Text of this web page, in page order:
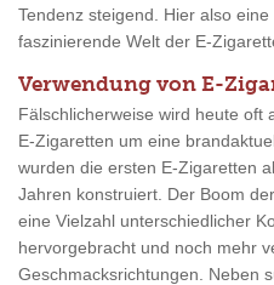
Tendenz steigend. Hier also
faszinierende Welt der E-
Verwendung von E-
Fälschlicherweise wird heute oft
E-Zigaretten um eine
wurden die ersten E-Zigaretten
Jahren konstruiert. Der Boom
eine Vielzahl unterschiedlicher
hervorgebracht und noch mehr
Geschmacksrichtungen. Neben